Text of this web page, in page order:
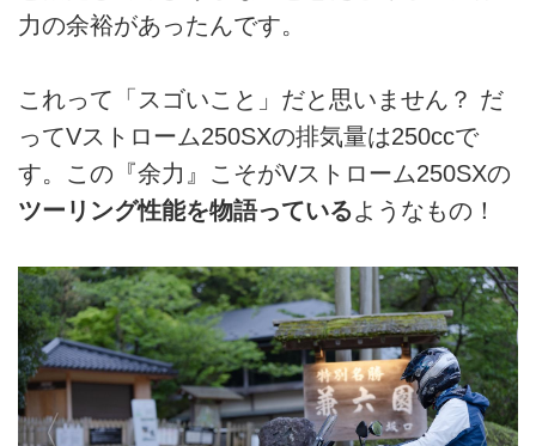
力の余裕があったんです。
これって「スゴいこと」だと思いません？ だ
ってVストローム250SXの排気量は250ccで
す。この『余力』こそがVストローム250SXの
ツーリング性能を物語っている ようなもの！